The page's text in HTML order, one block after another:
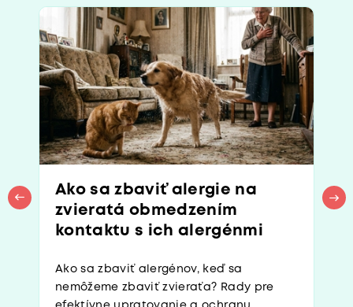
Ako sa zbaviť alergie na
zvieratá obmedzením
kontaktu s ich alergénmi
Ako sa zbaviť alergénov, keď sa
nemôžeme zbaviť zvieraťa? Rady pre